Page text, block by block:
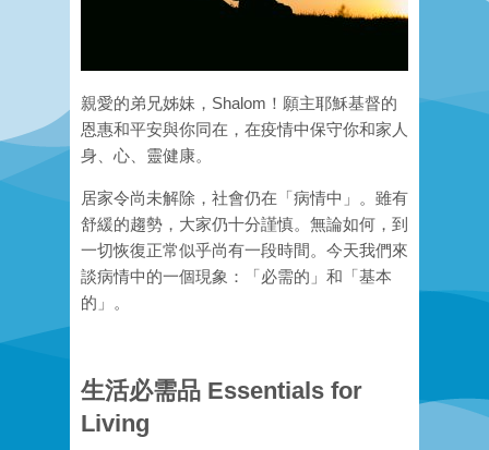
親愛的弟兄姊妹，Shalom！願主耶穌基督的
恩惠和平安與你同在，在疫情中保守你和家人
身、心、靈健康。
居家令尚未解除，社會仍在「病情中」。雖有
舒緩的趨勢，大家仍十分謹慎。無論如何，到
一切恢復正常似乎尚有一段時間。今天我們來
談病情中的一個現象：「必需的」和「基本
的」。
生活必需品 Essentials for
Living